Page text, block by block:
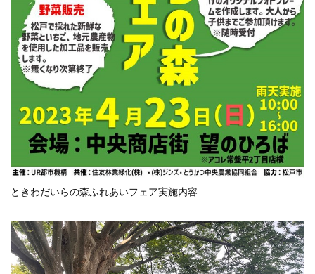
ときわだいらの森ふれあいフェア実施内容